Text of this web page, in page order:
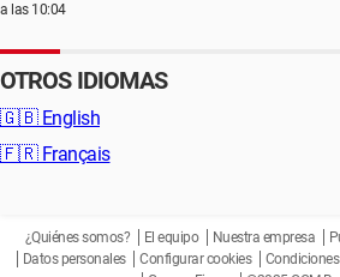
a las 10:04
OTROS IDIOMAS
🇬🇧 English
🇫🇷 Français
¿Quiénes somos? El equipo Nuestra empresa
Datos personales
Configurar cookies